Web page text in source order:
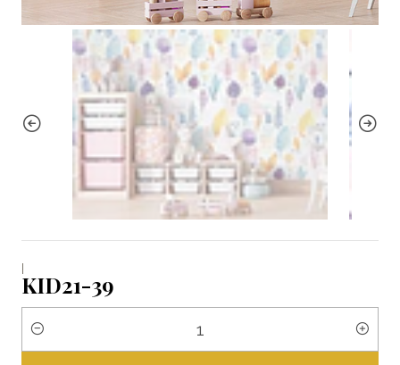
|
KID21-39
Cantidad